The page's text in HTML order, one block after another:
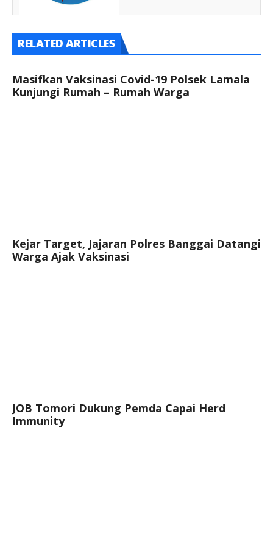
RELATED ARTICLES
Masifkan Vaksinasi Covid-19 Polsek Lamala
Kunjungi Rumah – Rumah Warga
Kejar Target, Jajaran Polres Banggai Datangi
Warga Ajak Vaksinasi
JOB Tomori Dukung Pemda Capai Herd
Immunity